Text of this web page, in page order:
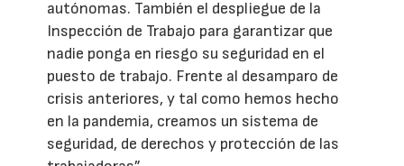
autónomas. También el despliegue de la
Inspección de Trabajo para garantizar que
nadie ponga en riesgo su seguridad en el
puesto de trabajo. Frente al desamparo de
crisis anteriores, y tal como hemos hecho
en la pandemia, creamos un sistema de
seguridad, de derechos y protección de las